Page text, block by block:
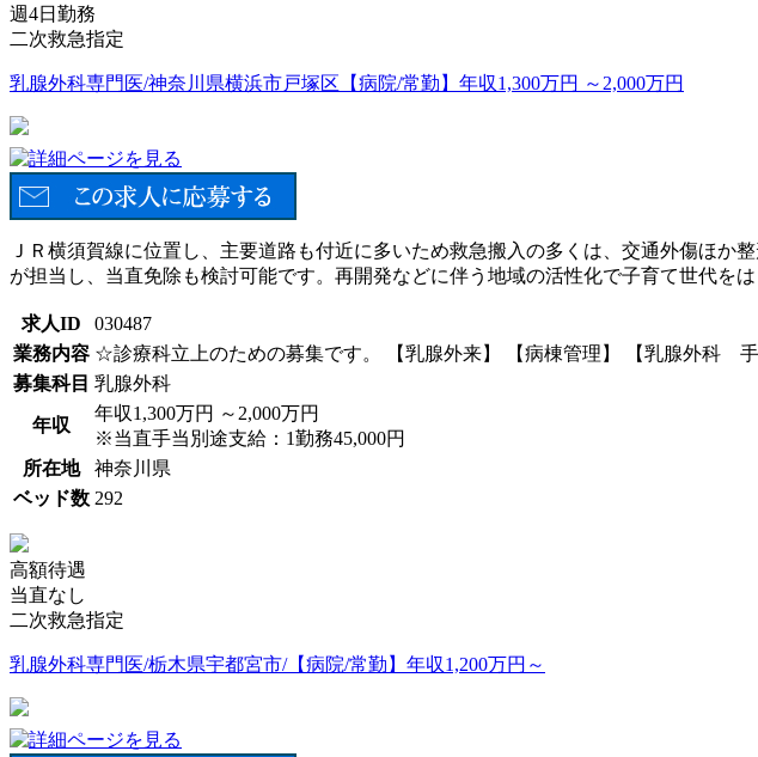
週4日勤務
二次救急指定
乳腺外科専門医/神奈川県横浜市戸塚区【病院/常勤】年収1,300万円 ～2,000万円
ＪＲ横須賀線に位置し、主要道路も付近に多いため救急搬入の多くは、交通外傷ほ
が担当し、当直免除も検討可能です。再開発などに伴う地域の活性化で子育て世代を
求人ID
030487
業務内容 ☆診療科立上のための募集です。 【乳腺外来】 【病棟管理】 【乳腺外科 手
募集科目 乳腺外科
年収
年収1,300万円 ～2,000万円
※当直手当別途支給：1勤務45,000円
所在地
神奈川県
ベッド数 292
高額待遇
当直なし
二次救急指定
乳腺外科専門医/栃木県宇都宮市/【病院/常勤】年収1,200万円～